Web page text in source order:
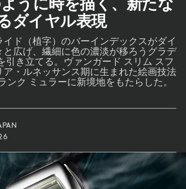
うに時を描く、新たな
ダイヤル表現
イド（植字）のバーインデックスがダイ
と広げ、繊細に色の濃淡が移ろうグラデ
引き立てる。ヴァンガード スリム スフ
ア・ルネッサンス期に生まれた絵画技法
ンク ミュラーに新境地をもたらした。